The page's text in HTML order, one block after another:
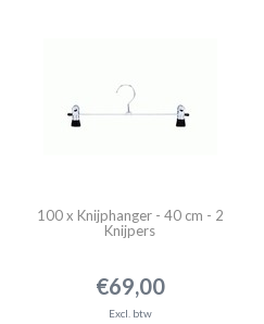
100 x Knijphanger - 40 cm - 2
Knijpers
€69,00
Excl. btw